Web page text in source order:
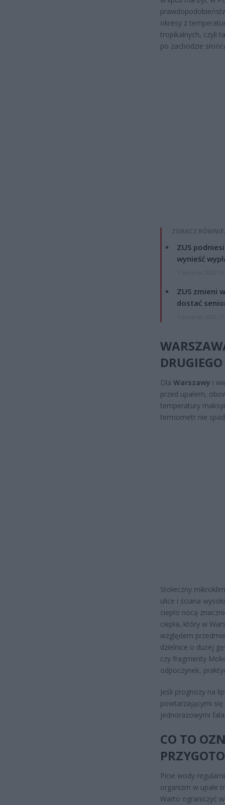
okresy z
tropikalnych, czyli
po zachodzie
ZOBACZ
ZUS
wynieść
ZUS zmieni
dostać
Dla Warszawy i
przed upałem,
temperatury
termometr nie
Stołeczny
ulice i ściana
ciepło nocą
ciepła, który w
względem
dzielnice o dużej
czy fragmenty
odpoczynek,
Jeśli prognozy na
powtarzającymi się
jednorazowymi
CO TO
Picie wody
organizm w upale
Warto ograniczyć